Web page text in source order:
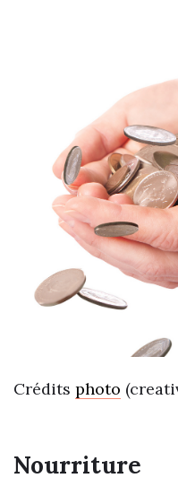
Crédits photo
Nourriture